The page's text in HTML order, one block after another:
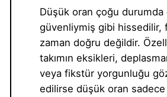
Düşük oran çoğu durumda
güvenliymiş gibi hissedilir,
zaman doğru değildir.
takımın eksikleri,
veya fikstür yorgunluğu
edilirse düşük oran sadece